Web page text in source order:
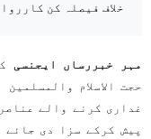
خلاف فیصلہ کن
مہر خبررساں ایجنسی
حجت الاسلام
غداری کرنے والے
پیش کرکے سزا دی